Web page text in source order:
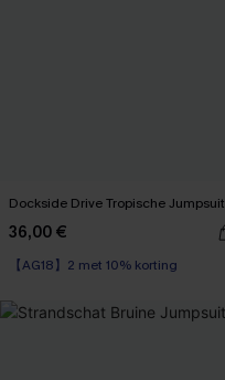
Dockside Drive Tropische Jumpsuit
36,00 €
【AG18】2 met 10% korting